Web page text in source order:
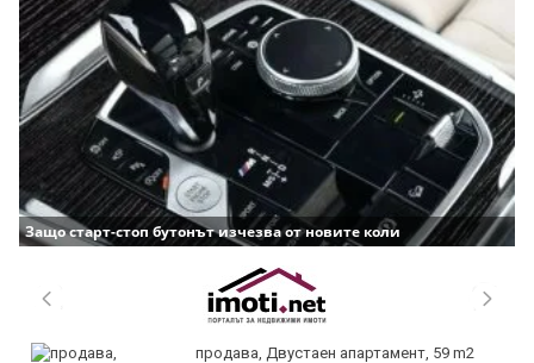
Защо старт-стоп бутонът изчезва от новите коли
продава, Двустаен апартамент, 59 m2